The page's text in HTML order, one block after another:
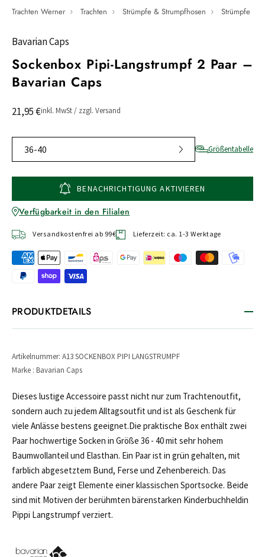
Trachten Werner Trachten Strümpfe & Strumpfhosen Strümpfe
Bavarian Caps
Sockenbox Pipi-Langstrumpf 2 Paar –
Bavarian Caps
21,95 €inkl. MwSt / zzgl. Versand
Größentabelle
36-40
BENACHRICHTIGUNG AKTIVIEREN
Verfügbarkeit in den Filialen
Versandkostenfrei ab 99€ Lieferzeit: ca. 1-3 Werktage
PRODUKTDETAILS
Artikelnummer: A13 SOCKENBOX PIPI LANGSTRUMPF
Marke : Bavarian Caps
Dieses lustige Accessoire passt nicht nur zum Trachtenoutfit,
sondern auch zu jedem Alltagsoutfit und ist als Geschenk für
viele Anlässe bestens geeignet.Die praktische Box enthält zwei
Paar hochwertige Socken in Größe 36 - 40 mit sehr hohem
Baumwollanteil und Elasthan. Ein Paar ist in grün gehalten, mit
farblich abgesetztem Bund, Ferse und Zehenbereich. Das
andere Paar zeigt Elemente einer klassischen Sportsocke. Beide
sind mit Motiven der berühmten bärenstarken Kinderbuchheldin
Pippi Langstrumpf verziert.